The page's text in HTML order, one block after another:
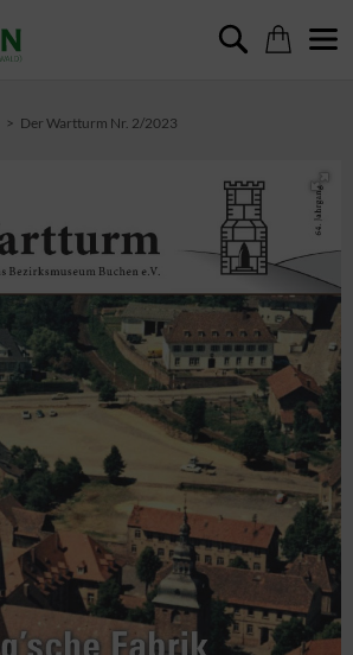
Der Wartturm Nr. 2/2023